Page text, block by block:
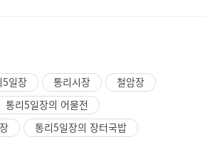
5일장 통리시장
철암장
통리5일장의 어물전
통리5일장의 장터국밥